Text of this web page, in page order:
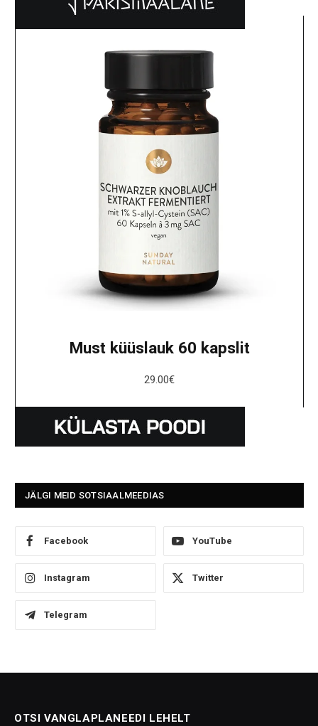
Must küüslauk 60 kapslit
29.00€
JÄLGI MEID SOTSIAALMEEDIAS
Facebook YouTube
Instagram Twitter
Telegram
OTSI VANGLAPLANEEDI LEHELT